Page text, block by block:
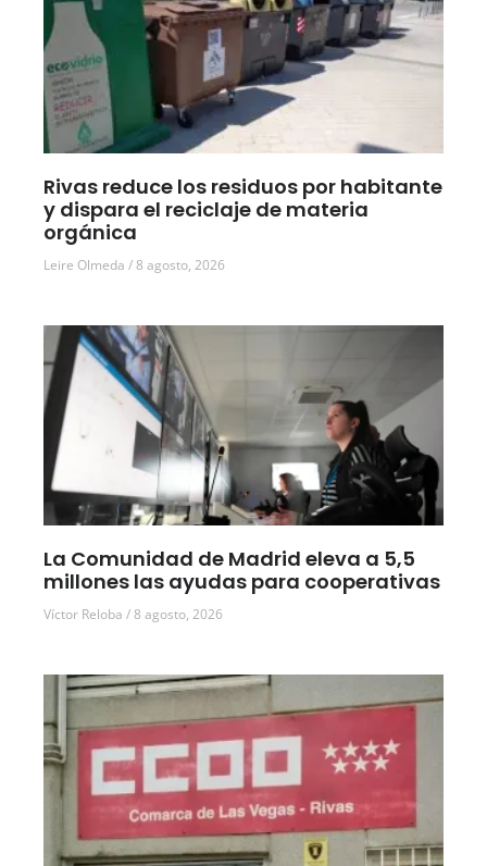
Rivas reduce los residuos por habitante
y dispara el reciclaje de materia
orgánica
Leire Olmeda 8 agosto, 2026
La Comunidad de Madrid eleva a 5,5
millones las ayudas para cooperativas
Víctor Reloba 8 agosto, 2026